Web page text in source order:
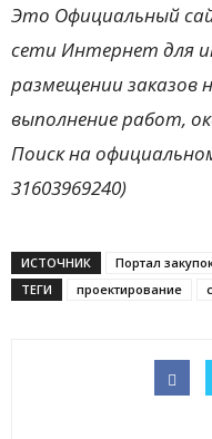
Это Официальный
сети Интернет для
размещении заказов
выполнение работ,
Поиск на
31603969240)
ИСТОЧНИК
Портал
ТЕГИ
проектирование